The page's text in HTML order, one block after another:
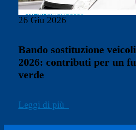
26 Giu 2026
Bando sostituzione
2026: contributi per un
verde
Leggi di più